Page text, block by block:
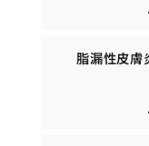
脂漏性皮膚